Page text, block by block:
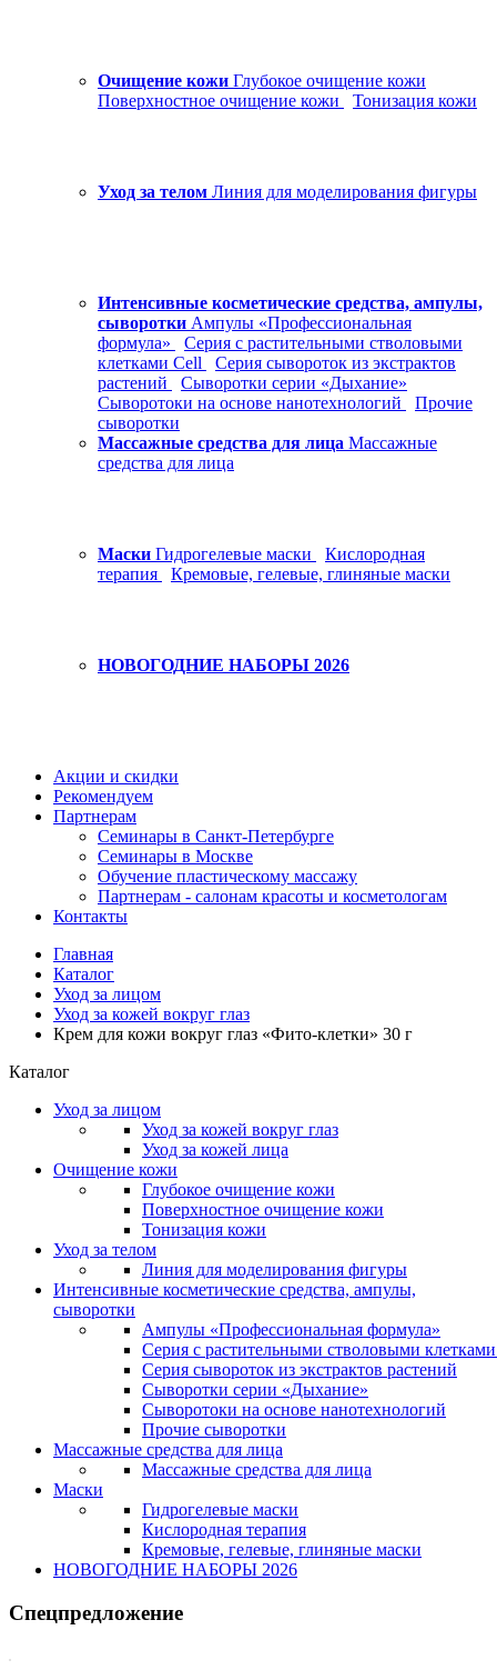
Очищение кожи Глубокое очищение кожи
Поверхностное очищение кожи
Тонизация кожи
Уход за телом Линия для моделирования фигуры
Интенсивные косметические средства, ампулы,
сыворотки Ампулы «Профессиональная
формула»
Серия с растительными стволовыми
клетками Cell
Серия сывороток из экстрактов
растений
Сыворотки серии «Дыхание»
Сыворотоки на основе нанотехнологий
Прочие
сыворотки
Массажные средства для лица Массажные
средства для лица
Маски Гидрогелевые маски
Кислородная
терапия
Кремовые, гелевые, глиняные маски
НОВОГОДНИЕ НАБОРЫ 2026
Акции и скидки
Рекомендуем
Партнерам
Семинары в Санкт-Петербурге
Семинары в Москве
Обучение пластическому массажу
Партнерам - салонам красоты и косметологам
Контакты
Главная
Каталог
Уход за лицом
Уход за кожей вокруг глаз
Крем для кожи вокруг глаз «Фито-клетки» 30 г
Каталог
Уход за лицом
Уход за кожей вокруг глаз
Уход за кожей лица
Очищение кожи
Глубокое очищение кожи
Поверхностное очищение кожи
Тонизация кожи
Уход за телом
Линия для моделирования фигуры
Интенсивные косметические средства, ампулы,
сыворотки
Ампулы «Профессиональная формула»
Серия с растительными стволовыми
Серия сывороток из экстрактов растений
Сыворотки серии «Дыхание»
Сыворотоки на основе нанотехнологий
Прочие сыворотки
Массажные средства для лица
Массажные средства для лица
Маски
Гидрогелевые маски
Кислородная терапия
Кремовые, гелевые, глиняные маски
НОВОГОДНИЕ НАБОРЫ 2026
Спецпредложение